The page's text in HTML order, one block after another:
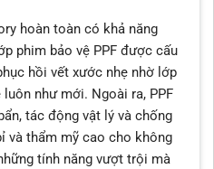
hoàn toàn có khả năng
phim bảo vệ PPF được cấu
hồi vết xước nhẹ nhờ lớp
như mới. Ngoài ra, PPF
tác động vật lý và chống
và thẩm mỹ cao cho không
tính năng vượt trội mà